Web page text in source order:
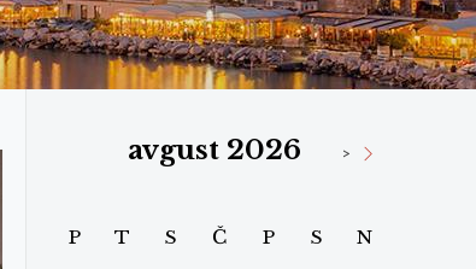
avgust 2026 >
P T S Č P S N